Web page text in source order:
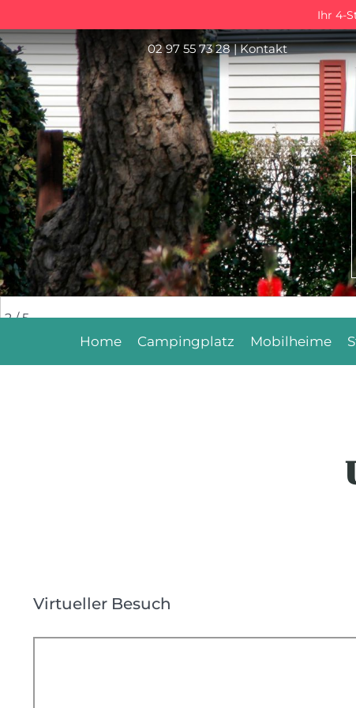
Ihr 4-
02 97 55 73 28|Kontakt
2/ 5
Home Campingplatz Mobilheime
Virtueller Besuch